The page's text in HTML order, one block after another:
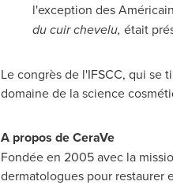
l'exception des
du cuir chevelu, était
Le congrès de l'IFSCC, qui
domaine de la science
A propos de CeraVe
Fondée en 2005 avec la
dermatologues pour restaurer